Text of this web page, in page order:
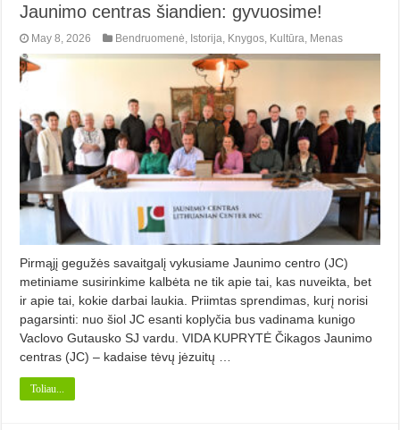
Jaunimo centras šiandien: gyvuosime!
May 8, 2026 Bendruomenė Istorija Knygos Kultūra Menas
Pirmąjį gegužės savaitgalį vykusiame Jaunimo centro (JC)
metiniame susirinkime kalbėta ne tik apie tai, kas nuveikta, bet
ir apie tai, kokie darbai laukia. Priimtas sprendimas, kurį norisi
pagarsinti: nuo šiol JC esanti koplyčia bus vadinama kunigo
Vaclovo Gutausko SJ vardu. VIDA KUPRYTĖ Čikagos Jaunimo
centras (JC) – kadaise tėvų jėzuitų …
Toliau...